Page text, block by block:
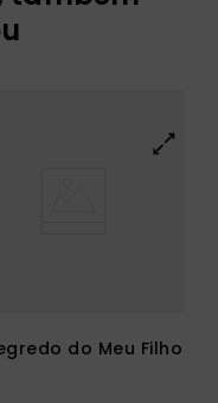
do Meu Filho